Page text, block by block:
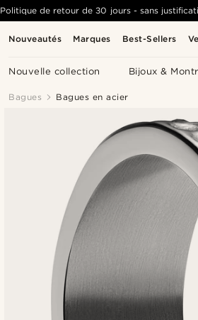
Nouveautés Marques Best-Sellers
Nouvelle collection Bijoux &
Politique de retour de 30 jours - sans
Bagues Bagues en acier